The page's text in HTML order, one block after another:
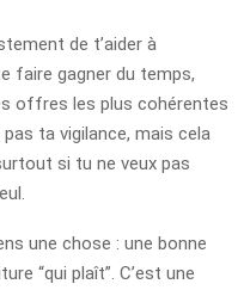
de t’aider à
faire gagner du temps,
offres les plus cohérentes
ta vigilance, mais cela
si tu ne veux pas
une chose : une bonne
“qui plaît”. C’est une